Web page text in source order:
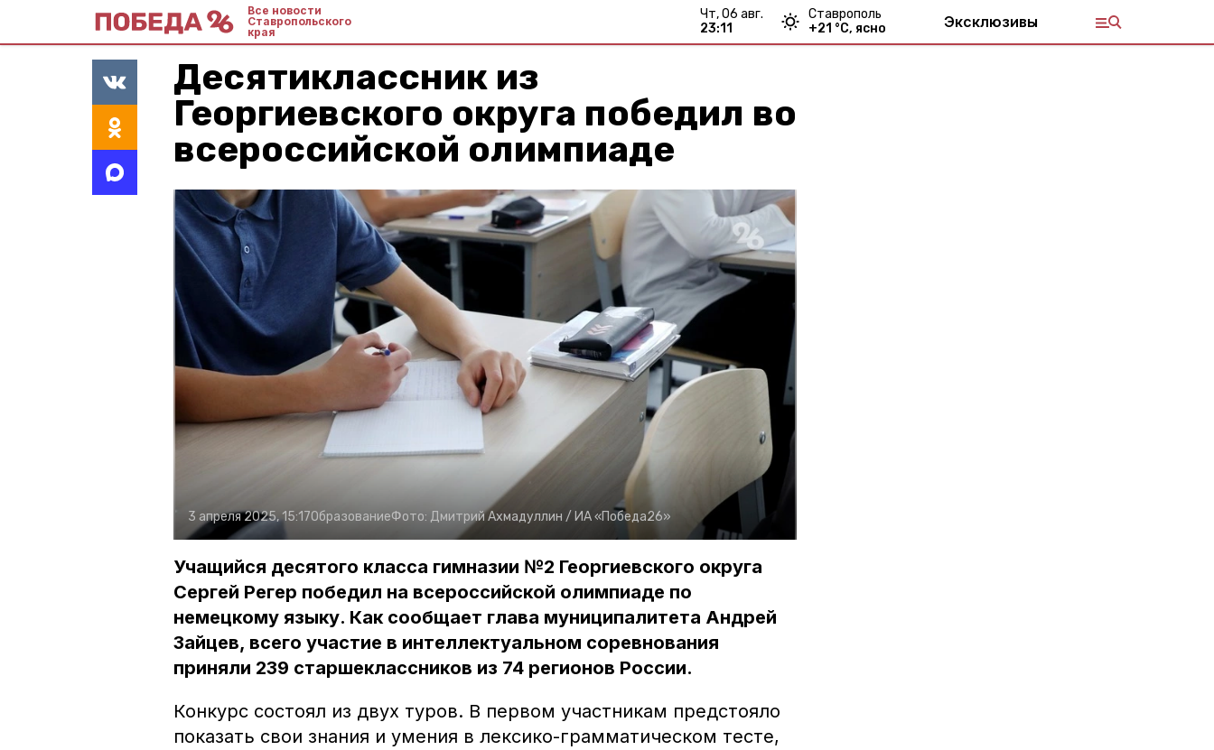
Все новости
Ставропольского
края
чт, 06 авг.
23:11
Ставрополь
+21 °С, ясно Эксклюзивы
Десятиклассник из
Георгиевского округа победил во
всероссийской олимпиаде
3 апреля 2025, 15:17ОбразованиеФото: Дмитрий Ахмадуллин / ИА «Победа26»
Учащийся десятого класса гимназии №2 Георгиевского округа
Сергей Регер победил на всероссийской олимпиаде по
немецкому языку. Как сообщает глава муниципалитета Андрей
Зайцев, всего участие в интеллектуальном соревнования
приняли 239 старшеклассников из 74 регионов России.
Конкурс состоял из двух туров. В первом участникам предстояло
показать свои знания и умения в лексико-грамматическом тесте,